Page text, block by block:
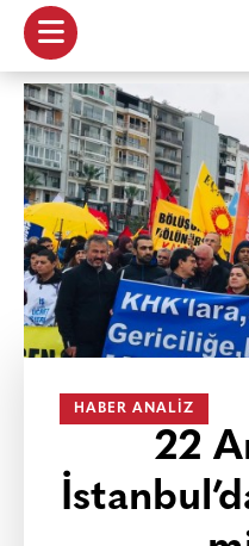
HABER ANALIZ
22